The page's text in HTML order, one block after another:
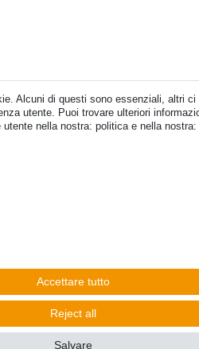
Alcuni di questi sono essenziali, altri ci
utente. Puoi trovare ulteriori
nella nostra: politica e nella nostra:
Accettare tutto
Reject all
Salvare